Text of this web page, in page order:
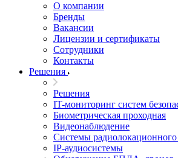
О компании
Бренды
Вакансии
Лицензии и сертификаты
Сотрудники
Контакты
Решения
Решения
IT-мониторинг систем
Биометрическая проходная
Видеонаблюдение
Системы
IP-аудиосистемы